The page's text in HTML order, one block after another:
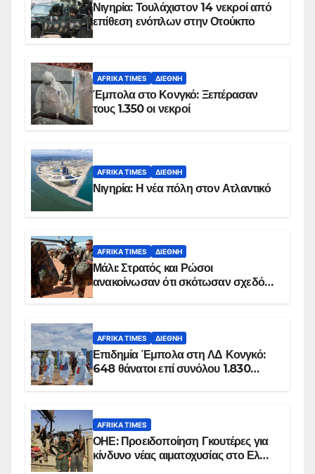
Νιγηρία: Τουλάχιστον 14 νεκροί από
επίθεση ενόπλων στην Οτούκπο
AFRIKA TIMES ΔΙΕΘΝΉ
Έμπολα στο Κονγκό: Ξεπέρασαν
τους 1.350 οι νεκροί
AFRIKA TIMES ΔΙΕΘΝΉ
Νιγηρία: Η νέα πόλη στον Ατλαντικό
AFRIKA TIMES ΔΙΕΘΝΉ
Μάλι: Στρατός και Ρώσοι
ανακοίνωσαν ότι σκότωσαν σχεδόν
AFRIKA TIMES ΔΙΕΘΝΉ
Επιδημία Έμπολα στη ΛΔ Κονγκό:
648 θάνατοι επί συνόλου 1.830
AFRIKA TIMES
ΟΗΕ: Προειδοποίηση Γκουτέρες για
κίνδυνο νέας αιματοχυσίας στο Ελ